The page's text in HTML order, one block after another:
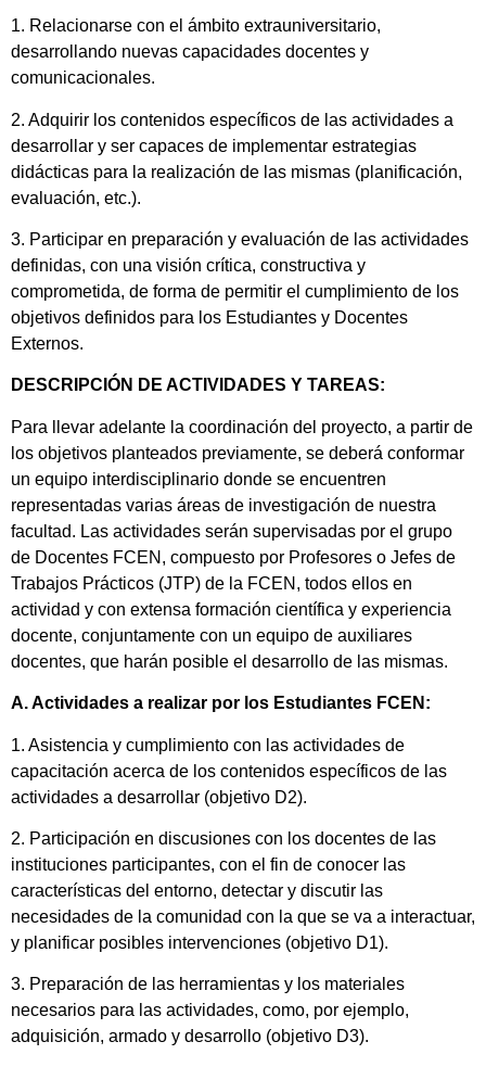
1. Relacionarse con el ámbito extrauniversitario,
desarrollando nuevas capacidades docentes y
comunicacionales.
2. Adquirir los contenidos específicos de las actividades a
desarrollar y ser capaces de implementar estrategias
didácticas para la realización de las mismas (planificación,
evaluación, etc.).
3. Participar en preparación y evaluación de las actividades
definidas, con una visión crítica, constructiva y
comprometida, de forma de permitir el cumplimiento de los
objetivos definidos para los Estudiantes y Docentes
Externos.
DESCRIPCIÓN DE ACTIVIDADES Y TAREAS:
Para llevar adelante la coordinación del proyecto, a partir de
los objetivos planteados previamente, se deberá conformar
un equipo interdisciplinario donde se encuentren
representadas varias áreas de investigación de nuestra
facultad. Las actividades serán supervisadas por el grupo
de Docentes FCEN, compuesto por Profesores o Jefes de
Trabajos Prácticos (JTP) de la FCEN, todos ellos en
actividad y con extensa formación científica y experiencia
docente, conjuntamente con un equipo de auxiliares
docentes, que harán posible el desarrollo de las mismas.
A. Actividades a realizar por los Estudiantes FCEN:
1. Asistencia y cumplimiento con las actividades de
capacitación acerca de los contenidos específicos de las
actividades a desarrollar (objetivo D2).
2. Participación en discusiones con los docentes de las
instituciones participantes, con el fin de conocer las
características del entorno, detectar y discutir las
necesidades de la comunidad con la que se va a interactuar,
y planificar posibles intervenciones (objetivo D1).
3. Preparación de las herramientas y los materiales
necesarios para las actividades, como, por ejemplo,
adquisición, armado y desarrollo (objetivo D3).